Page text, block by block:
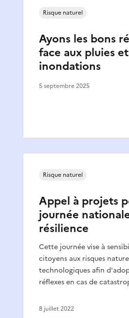
Ayons les bons
face aux pluies et
inondations
Risque naturel
5 septembre 2025
Appel à projets
journée
résilience
Cette journée vise à
citoyens aux risques
technologiques afin
réflexes en cas de
Risque naturel
8 juillet 2022